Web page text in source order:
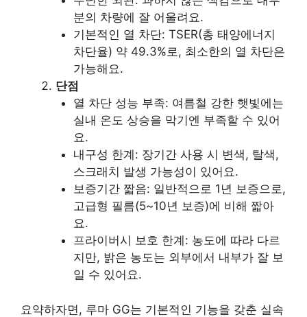
분의 차량에 잘 어울려요.
기본적인 열 차단: TSER(총 태양에너지
차단율) 약 49.3%로, 최소한의 열 차단은
가능해요.
단점
열 차단 성능 부족: 여름철 강한 햇빛에는
실내 온도 상승을 막기엔 부족할 수 있어
요.
내구성 한계: 장기간 사용 시 변색, 탈색,
스크래치 발생 가능성이 있어요.
보증기간 짧음: 일반적으로 1년 보증으로,
고급형 필름(5~10년 보증)에 비해 짧아
요.
프라이버시 보호 한계: 농도에 따라 다르
지만, 밝은 농도는 외부에서 내부가 잘 보
일 수 있어요.
요약하자면, 루마 GG는 기본적인 기능을 갖춘 실속